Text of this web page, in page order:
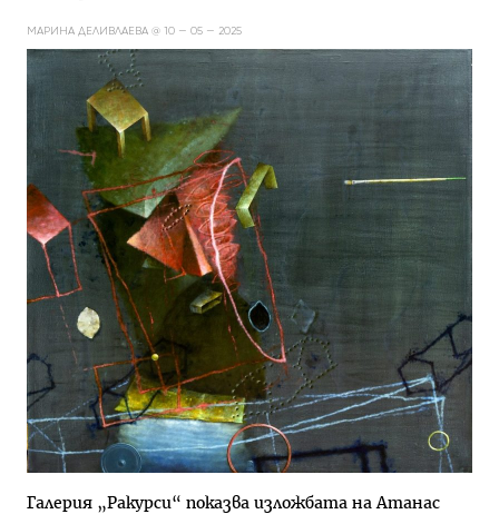
МАРИНА ДЕЛИВЛАЕВА @ 10 — 05 — 2025
Галерия „Ракурси“ показва изложбата на Атанас